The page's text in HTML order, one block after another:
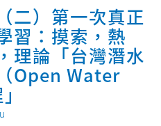
二）第一次真正
習：摸索，熱
理論「台灣潛水
Open Water